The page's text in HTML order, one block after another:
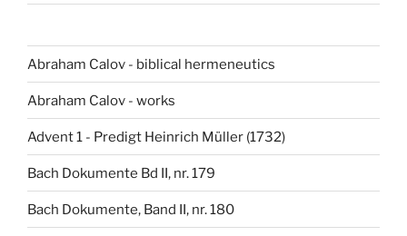
Abraham Calov - biblical hermeneutics
Abraham Calov - works
Advent 1 - Predigt Heinrich Müller (1732)
Bach Dokumente Bd II, nr. 179
Bach Dokumente, Band II, nr. 180